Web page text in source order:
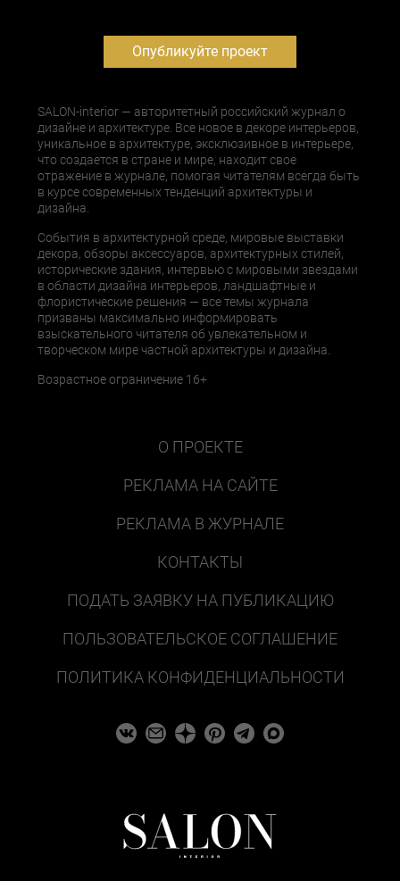
Опубликуйте проект
SALON-interior — авторитетный российский журнал о
дизайне и архитектуре. Все новое в декоре интерьеров,
уникальное в архитектуре, эксклюзивное в интерьере,
что создается в стране и мире, находит свое
отражение в журнале, помогая читателям всегда быть
в курсе современных тенденций архитектуры и
дизайна.
События в архитектурной среде, мировые выставки
декора, обзоры аксессуаров, архитектурных стилей,
исторические здания, интервью с мировыми звездами
в области дизайна интерьеров, ландшафтные и
флористические решения — все темы журнала
призваны максимально информировать
взыскательного читателя об увлекательном и
творческом мире частной архитектуры и дизайна.
Возрастное ограничение 16+
О ПРОЕКТЕ
РЕКЛАМА НА САЙТЕ
РЕКЛАМА В ЖУРНАЛЕ
КОНТАКТЫ
ПОДАТЬ ЗАЯВКУ НА ПУБЛИКАЦИЮ
ПОЛЬЗОВАТЕЛЬСКОЕ СОГЛАШЕНИЕ
ПОЛИТИКА КОНФИДЕНЦИАЛЬНОСТИ